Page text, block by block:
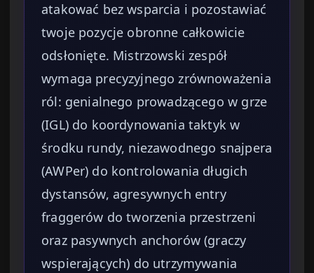
atakować bez wsparcia i pozostawiać
twoje pozycje obronne całkowicie
odsłonięte. Mistrzowski zespół
wymaga precyzyjnego zrównoważenia
ról: genialnego prowadzącego w grze
(IGL) do koordynowania taktyk w
środku rundy, niezawodnego snajpera
(AWPer) do kontrolowania długich
dystansów, agresywnych entry
fraggerów do tworzenia przestrzeni
oraz pasywnych anchorów (graczy
wspierających) do utrzymywania